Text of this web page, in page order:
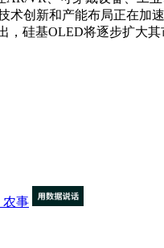
术创新和产能布局正在
硅基OLED将逐步扩大
农事